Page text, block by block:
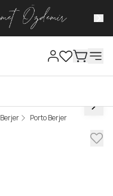
Berjer Porto Berjer